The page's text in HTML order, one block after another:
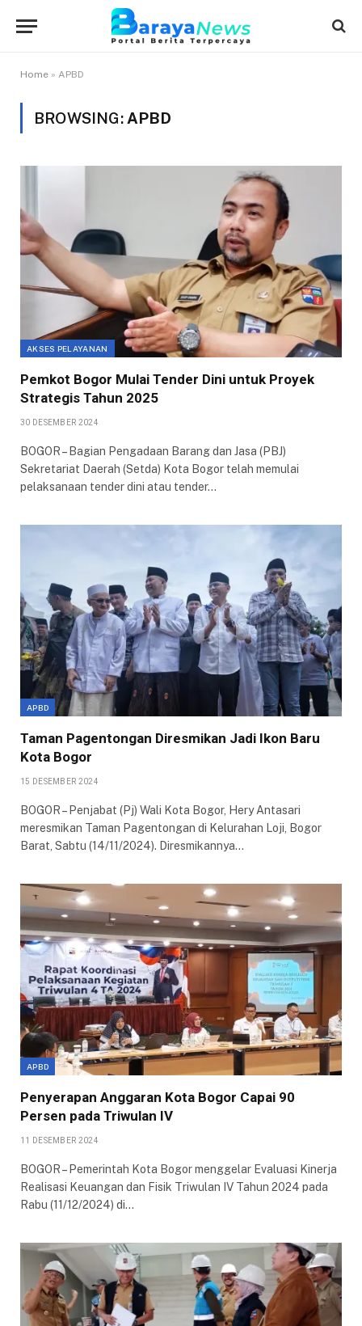
Home » APBD
BROWSING: APBD
AKSES PELAYANAN
Pemkot Bogor Mulai Tender Dini untuk Proyek
Strategis Tahun 2025
30 DESEMBER 2024
BOGOR – Bagian Pengadaan Barang dan Jasa (PBJ)
Sekretariat Daerah (Setda) Kota Bogor telah memulai
pelaksanaan tender dini atau tender…
APBD
Taman Pagentongan Diresmikan Jadi Ikon Baru
Kota Bogor
15 DESEMBER 2024
BOGOR – Penjabat (Pj) Wali Kota Bogor, Hery Antasari
meresmikan Taman Pagentongan di Kelurahan Loji, Bogor
Barat, Sabtu (14/11/2024). Diresmikannya…
APBD
Penyerapan Anggaran Kota Bogor Capai 90
Persen pada Triwulan IV
11 DESEMBER 2024
BOGOR – Pemerintah Kota Bogor menggelar Evaluasi Kinerja
Realisasi Keuangan dan Fisik Triwulan IV Tahun 2024 pada
Rabu (11/12/2024) di…